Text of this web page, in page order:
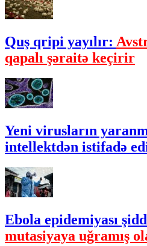
Quş qripi yayılır:
qapalı şəraitə keçirir
Yeni virusların
intellektdən istifadə
Ebola epidemiyası
mutasiyaya uğramış